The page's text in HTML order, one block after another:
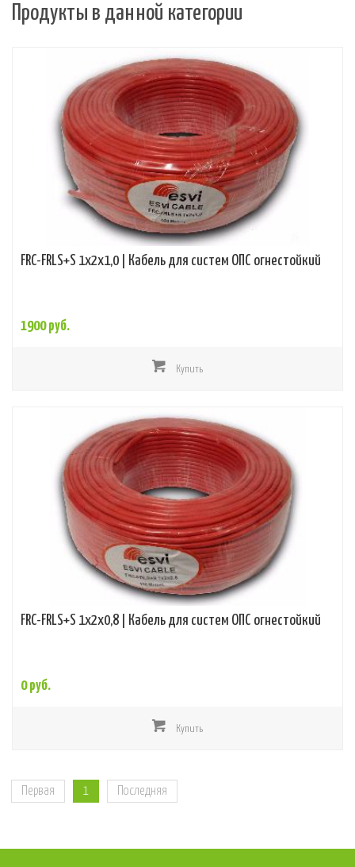
Продукты в данной категории
FRC-FRLS+S 1x2x1,0 | Кабель для систем ОПС огнестойкий
1900 руб.
Купить
FRC-FRLS+S 1x2x0,8 | Кабель для систем ОПС огнестойкий
0 руб.
Купить
Первая 1 Последняя